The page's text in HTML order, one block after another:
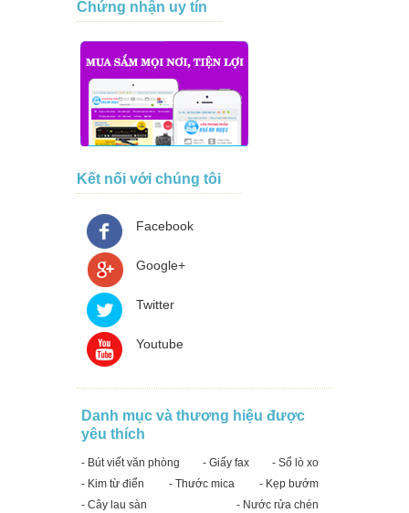
Chứng nhận uy tín
Kết nối với chúng tôi
Facebook
Google+
Twitter
Youtube
Danh mục và thương hiệu được
yêu thích
- Bút viết văn phòng - Giấy fax
- Sổ lò xo
- Kim từ điển
- Thước mica
- Kẹp bướm
- Cây lau sàn
- Nước rửa chén